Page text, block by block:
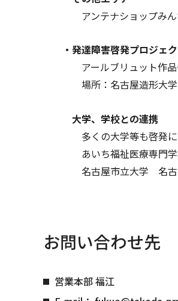
アンテナショップみんな
・発達障害啓発プロジェク
アールブリュット作品やア
場所：名古屋造形大学メ
大学、学校との連携
多くの大学等も啓発に協
あいち福祉医療専門学校
名古屋市立大学 名古
お問い合わせ先
営業本部 福江